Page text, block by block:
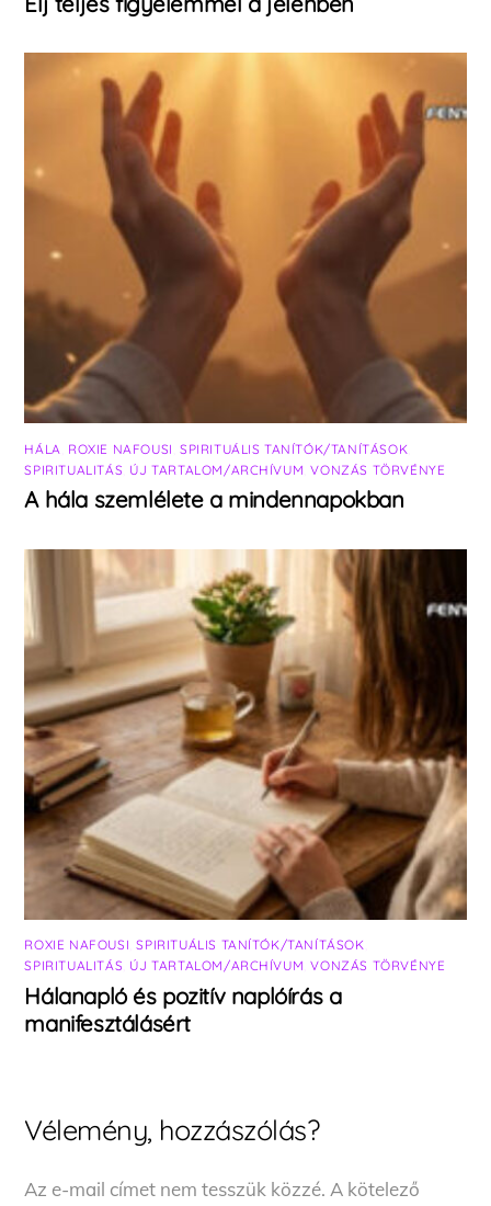
HÁLA ROXIE NAFOUSI SPIRITUÁLIS TANÍTÓK/TANÍTÁSOK
SPIRITUALITÁS ÚJ TARTALOM/ARCHÍVUM ,VONZÁS TÖRVÉNYE
A hála szemlélete a mindennapokban
ROXIE NAFOUSI ,SPIRITUÁLIS TANÍTÓK/TANÍTÁSOK
SPIRITUALITÁS ÚJ TARTALOM/ARCHÍVUM ,VONZÁS TÖRVÉNYE
Hálanapló és pozitív naplóírás a
manifesztálásért
Vélemény, hozzászólás?
Az e-mail címet nem tesszük közzé. A kötelező